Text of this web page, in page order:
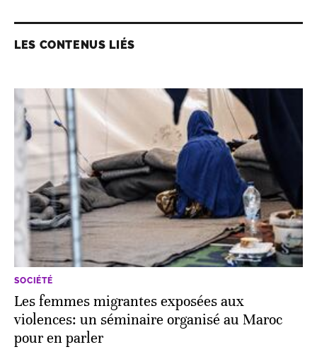
LES CONTENUS LIÉS
SOCIÉTÉ
Les femmes migrantes exposées aux
violences: un séminaire organisé au Maroc
pour en parler